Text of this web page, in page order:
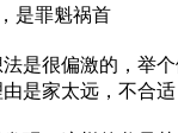
罪魁祸首
很偏激的，举个
是家太远，不合适